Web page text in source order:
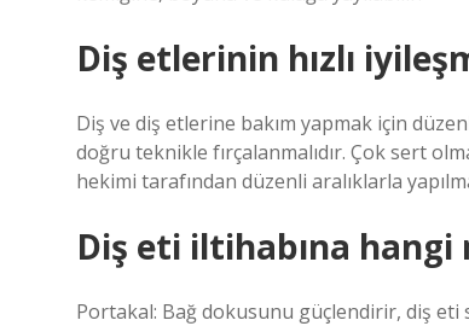
Diş etlerinin hızlı
Diş ve diş etlerine bakım yapmak için
doğru teknikle fırçalanmalıdır. Çok sert
hekimi tarafından düzenli aralıklarla
Diş eti iltihabına hangi
Portakal: Bağ dokusunu güçlendirir, diş eti